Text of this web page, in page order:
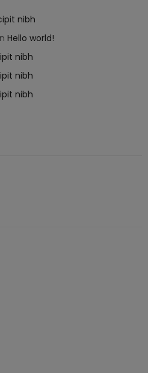
nibh
Hello world!
nibh
nibh
nibh